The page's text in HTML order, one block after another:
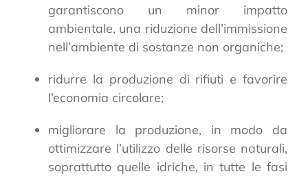
garantiscono un minor impatto
ambientale, una riduzione dell’immissione
nell’ambiente di sostanze non organiche;
ridurre la produzione di rifiuti e favorire
l’economia circolare;
migliorare la produzione, in modo da
ottimizzare l’utilizzo delle risorse naturali,
soprattutto quelle idriche, in tutte le fasi